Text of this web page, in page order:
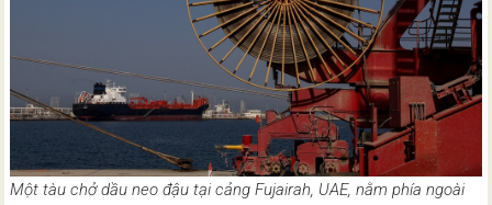
Một tàu chở dầu neo đậu tại cảng Fujairah, UAE, nằm phía ngoài